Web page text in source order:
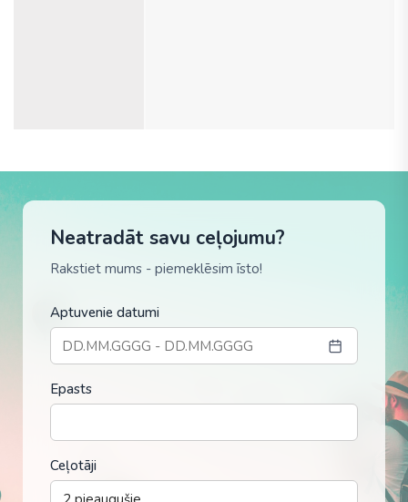
Neatradāt savu ceļojumu?
Rakstiet mums - piemeklēsim īsto!
Aptuvenie datumi
Epasts
Ceļotāji